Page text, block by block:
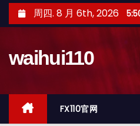
至
周四. 8 月 6th, 2026
waihui110
FX110官网